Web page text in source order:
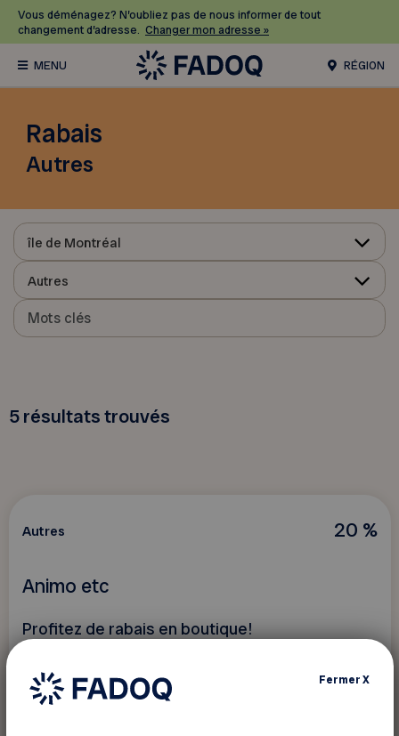
Vous déménagez? N’oubliez pas de nous informer de tout
changement d’adresse. Changer mon adresse »
RÉGION
Rabais
Autres
île de Montréal
Autres
5résultats trouvés
20 %
Autres
Animo etc
Profitez de rabais en boutique!
FermerX